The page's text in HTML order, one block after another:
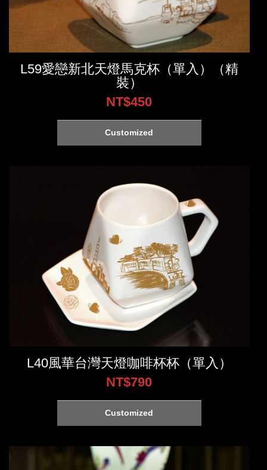
L59愛戀新北天燈馬克杯（單入）（精
裝）
NT$450
Customized
L40風華台灣天燈咖啡杯杯（單入）
NT$790
Customized